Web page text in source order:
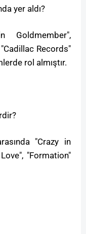
yer aldı?
Goldmember",
Records"
rol almıştır.
"Crazy in
"Formation"